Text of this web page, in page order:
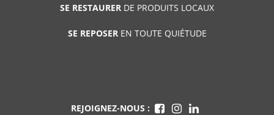
SE RESTAURER DE PRODUITS LOCAUX
SE REPOSEREN TOUTE QUIÉTUDE
REJOIGNEZ-NOUS :